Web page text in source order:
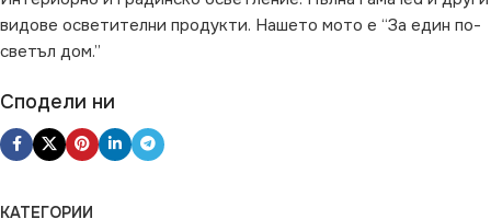
ПРЕДНАЗНАЧЕНИЕ
видове осветителни продукти. Нашето мото е “За един по-
светъл дом.”
Сподели ни
КАТЕГОРИИ